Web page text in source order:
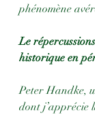
phénomène
Le
historique en
Peter Handke,
dont j’apprécie